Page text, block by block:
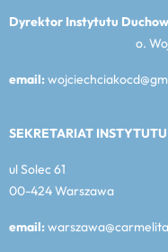
Dyrektor Instytutu
o. Wojciech
email:
SEKRETARIAT
ul Solec 61
00-424 Warszawa
email: